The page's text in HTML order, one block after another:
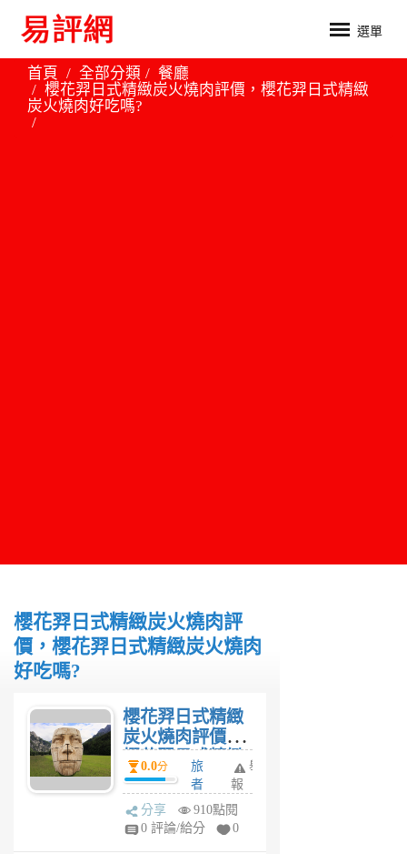
選單
首頁 全部分類
餐廳
櫻花羿日式精緻炭火燒肉評價，櫻花羿日式精緻
炭火燒肉好吃嗎?
櫻花羿日式精緻炭火燒肉評
價，櫻花羿日式精緻炭火燒肉
好吃嗎?
櫻花羿日式精緻
炭火燒肉評價，
櫻花羿日式精緻
炭火燒肉好吃
嗎?
0.0分
旅
者
6
年
舉
報
分享
910點閱
0 評論/給分
0